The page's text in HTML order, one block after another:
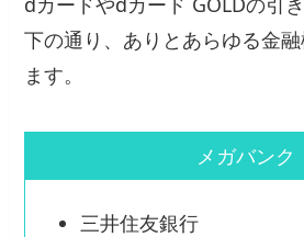
下の通り、ありとあらゆる金
ます。
メガバンク
三井住友銀行